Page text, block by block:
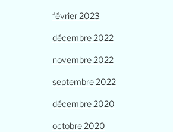
février 2023
décembre 2022
novembre 2022
septembre 2022
décembre 2020
octobre 2020